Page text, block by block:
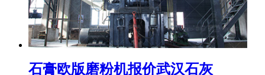
石膏欧版磨粉机报价武汉石灰